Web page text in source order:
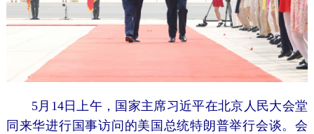
5月14日上午，国家主席习近平在北京人民大会堂
同来华进行国事访问的美国总统特朗普举行会谈。会